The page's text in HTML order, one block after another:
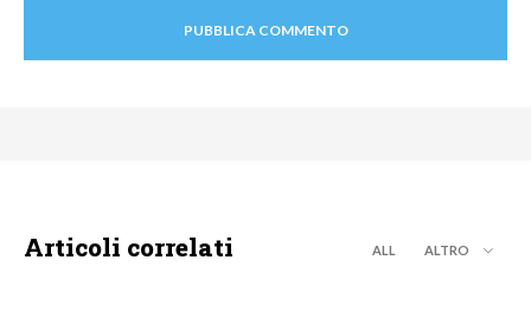
Articoli correlati ALL ALTRO